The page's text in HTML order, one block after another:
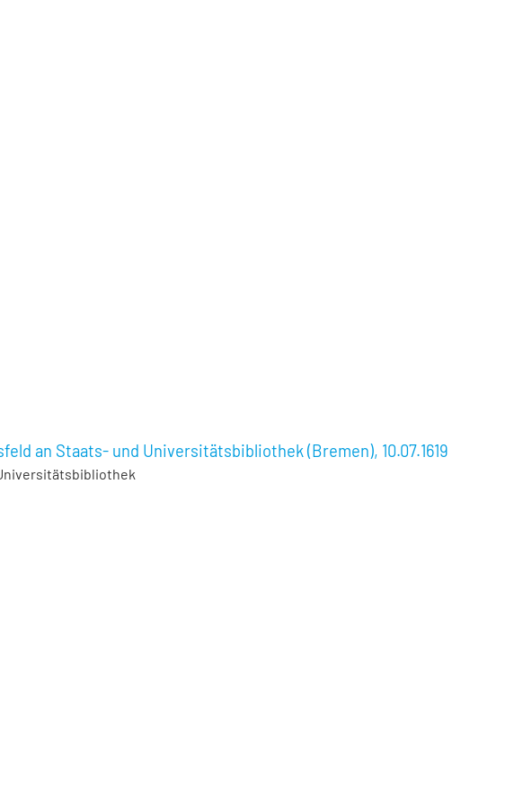
an Staats- und Universitätsbibliothek (Bremen), 10.07.1619